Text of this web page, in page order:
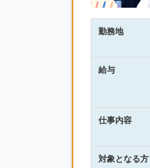
勤務地
給与
仕事内容
対象となる方